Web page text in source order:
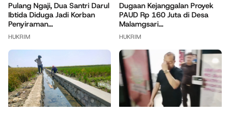
Pulang Ngaji, Dua Santri Darul
Ibtida Diduga Jadi Korban
Penyiraman...
HUKRIM
Dugaan Kejanggalan Proyek
PAUD Rp 160 Juta di Desa
Malamgsari...
HUKRIM